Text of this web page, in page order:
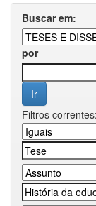
Buscar em:
por
Filtros correntes: